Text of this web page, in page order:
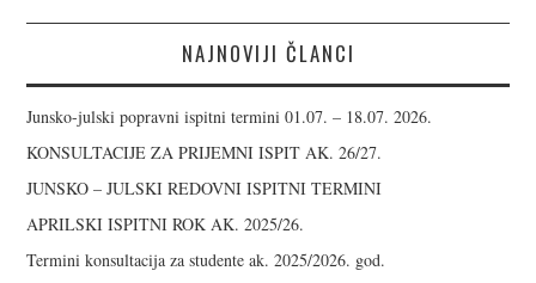
NAJNOVIJI ČLANCI
Junsko-julski popravni ispitni termini 01.07. – 18.07. 2026.
KONSULTACIJE ZA PRIJEMNI ISPIT AK. 26/27.
JUNSKO – JULSKI REDOVNI ISPITNI TERMINI
APRILSKI ISPITNI ROK AK. 2025/26.
Termini konsultacija za studente ak. 2025/2026. god.